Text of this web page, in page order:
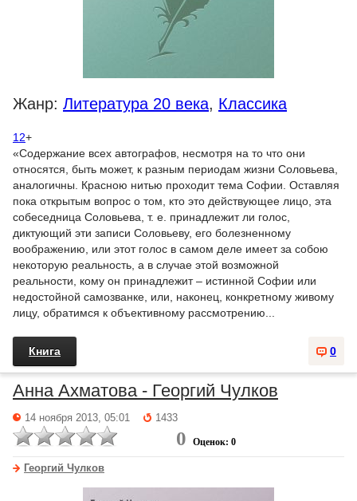
Жанр: Литература 20 века, Классика
12+
«Содержание всех автографов, несмотря на то что они
относятся, быть может, к разным периодам жизни Соловьева,
аналогичны. Красною нитью проходит тема Софии. Оставляя
пока открытым вопрос о том, кто это действующее лицо, эта
собеседница Соловьева, т. е. принадлежит ли голос,
диктующий эти записи Соловьеву, его болезненному
воображению, или этот голос в самом деле имеет за собою
некоторую реальность, а в случае этой возможной
реальности, кому он принадлежит – истинной Софии или
недостойной самозванке, или, наконец, конкретному живому
лицу, обратимся к объективному рассмотрению...
0
Книга
Анна Ахматова - Георгий Чулков
14 ноября 2013, 05:01 1433
0 Оценок: 0
Георгий Чулков